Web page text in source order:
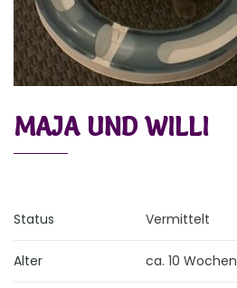
MAJA UND WILLI
Status Vermittelt
Alter ca. 10 Wochen